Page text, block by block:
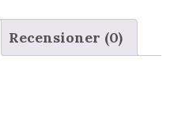
Recensioner (0)